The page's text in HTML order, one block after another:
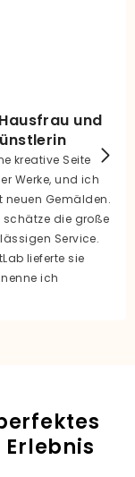
und
kreative Seite
Werke, und ich
Gemälden.
schätze die große
Service.
lieferte sie
ich